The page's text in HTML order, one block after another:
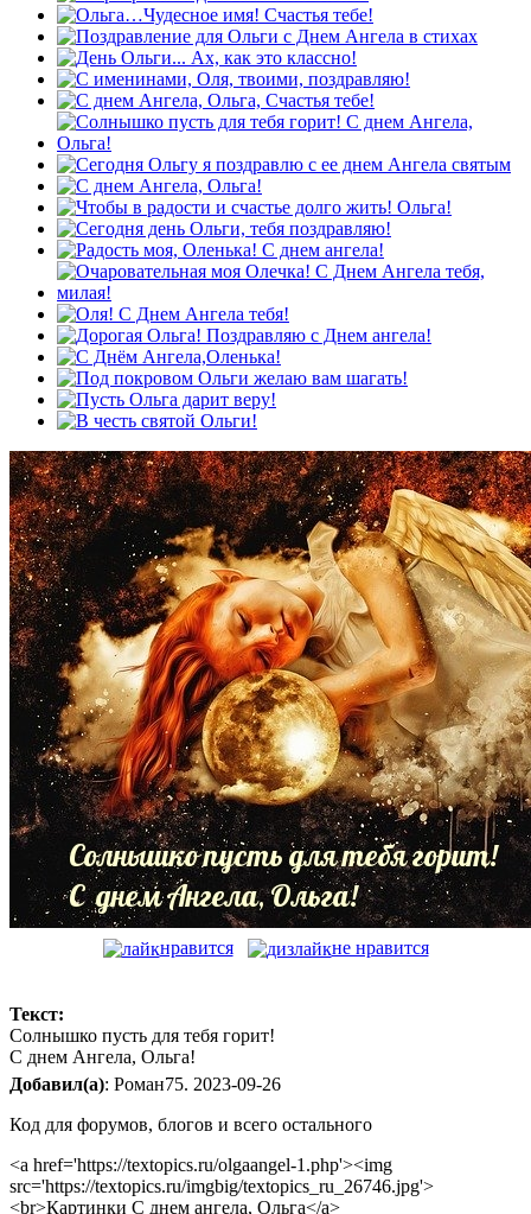
нравится не нравится
Текст:
Солнышко пусть для тебя горит!
С днем Ангела, Ольга!
Добавил(а): Роман75. 2023-09-26
Код для форумов, блогов и всего остального
<a href='https://textopics.ru/olgaangel-1.php'><img
src='https://textopics.ru/imgbig/textopics_ru_26746.jpg'>
<br>Картинки С днем ангела, Ольга</a>